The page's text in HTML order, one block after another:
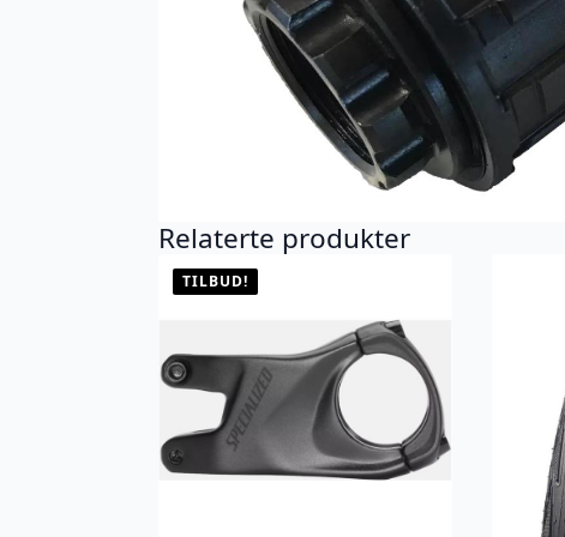
Relaterte produkter
TILBUD!